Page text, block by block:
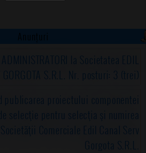
Anunțuri
la Societatea EDIL
GORGOTA S.R.L. Nr. posturi: 3 (trei)
publicarea proiectului componentei
selecţie pentru selecţia şi numirea
Comerciale Edil Canal Serv
Gorgota S.R.L.